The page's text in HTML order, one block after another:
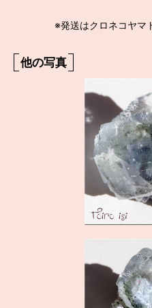
※発送はクロネコヤマ
他の写真